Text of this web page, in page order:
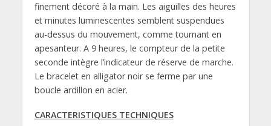
finement décoré à la main. Les aiguilles des heures
et minutes luminescentes semblent suspendues
au-dessus du mouvement, comme tournant en
apesanteur. A 9 heures, le compteur de la petite
seconde intègre l’indicateur de réserve de marche.
Le bracelet en alligator noir se ferme par une
boucle ardillon en acier.
CARACTERISTIQUES TECHNIQUES